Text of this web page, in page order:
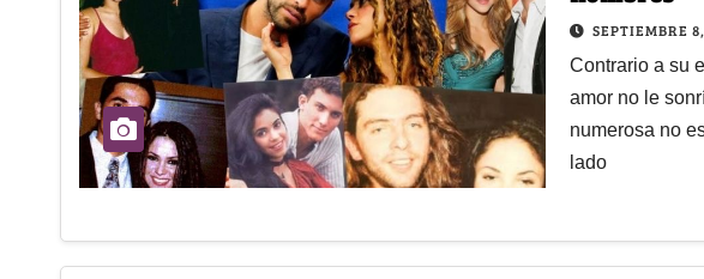
SEPTIEMBRE
Contrario a su
amor no le
numerosa no
lado